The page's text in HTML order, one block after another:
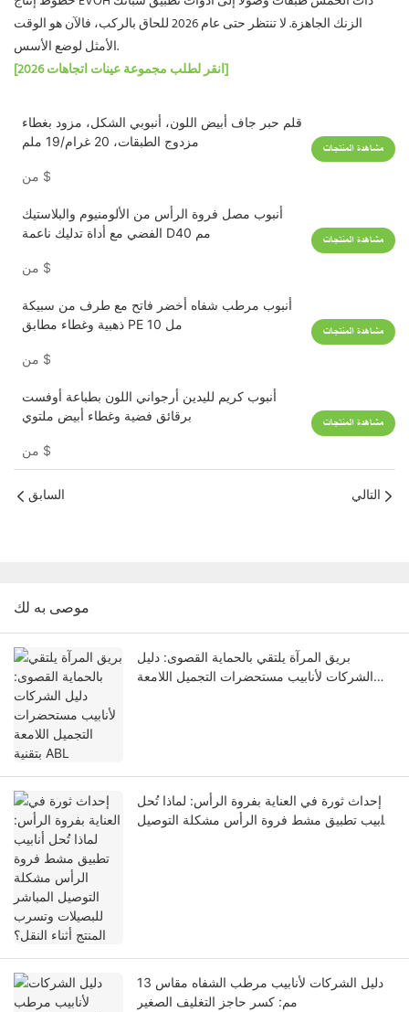
الزنك الجاهزة. لا تنتظر حتى عام 2026 للحاق بالركب، فالآن هو الوقت
الأمثل لوضع الأسس.
[انقر لطلب مجموعة عينات اتجاهات 2026]
قلم حبر جاف أبيض اللون، أنبوبي الشكل، مزود بغطاء
مزدوج الطبقات، 20 غرام/19 ملم
$
مشاهدة المنتجات
أنبوب مصل فروة الرأس من الألومنيوم والبلاستيك
الفضي مع أداة تدليك ناعمة D40 مم
$
مشاهدة المنتجات
أنبوب مرطب شفاه أخضر فاتح مع طرف من سبيكة
ذهبية وغطاء مطابق PE 10 مل
$
مشاهدة المنتجات
أنبوب كريم لليدين أرجواني اللون بطباعة أوفست
برقائق فضية وغطاء أبيض ملتوي
$
مشاهدة المنتجات
السابق التالي
موصى به لك
بريق المرآة يلتقي بالحماية القصوى: دليل
الشركات لأنابيب مستحضرات التجميل اللامعة
إحداث ثورة في العناية بفروة الرأس: لماذا تُحل
أنابيب تطبيق مشط فروة الرأس مشكلة التوصيل
دليل الشركات لأنابيب مرطب الشفاه مقاس 13
مم: كسر حاجز التغليف الصغير